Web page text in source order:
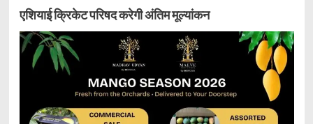
एशियाई क्रिकेट परिषद करेगी अंतिम मूल्यांकन